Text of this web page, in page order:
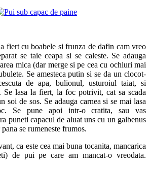
fiert cu boabele si frunza de dafin cam vreo
se taie ceapa si se caleste. Se adauga
mica (dar merge si pe cea cu ochiuri mai
Se amesteca putin si se da un clocot-
de apa, bulionul, usturoiul taiat, si
Se lasa la fiert, la foc potrivit, cat sa scada
soi de sos. Se adauga carnea si se mai lasa
Se pune apoi intr-o cratita, sau vas
puneti capacul de aluat uns cu un galbenus
se rumeneste frumos.
ca este cea mai buna tocanita, mancarica
de pui pe care am mancat-o vreodata.